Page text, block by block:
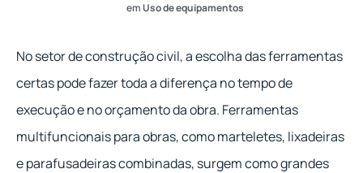
emUso de equipamentos
No setor de construção civil, a escolha das ferramentas
certas pode fazer toda a diferença no tempo de
execução e no orçamento da obra. Ferramentas
multifuncionais para obras, como marteletes, lixadeiras
e parafusadeiras combinadas, surgem como grandes